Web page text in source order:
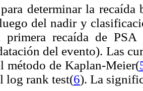
determinar la recaída
del nadir y
primera recaída de
del evento). Las
método de Kaplan-Meier(
log rank test(6). La